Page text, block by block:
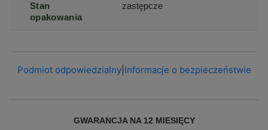
Stan
opakowania
zastępcze
Podmiot odpowiedzialny| Informacje o bezpieczeństwie
GWARANCJA NA 12 MIESIĘCY